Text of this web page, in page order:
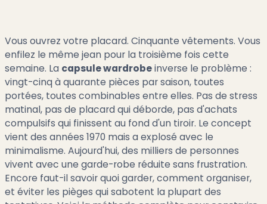
Vous ouvrez votre placard. Cinquante vêtements. Vous
enfilez le même jean pour la troisième fois cette
semaine. La capsule wardrobeinverse le problème :
vingt-cinq à quarante pièces par saison, toutes
portées, toutes combinables entre elles. Pas de stress
matinal, pas de placard qui déborde, pas d'achats
compulsifs qui finissent au fond d'un tiroir. Le concept
vient des années 1970 mais a explosé avec le
minimalisme. Aujourd'hui, des milliers de personnes
vivent avec une garde-robe réduite sans frustration.
Encore faut-il savoir quoi garder, comment organiser,
et éviter les pièges qui sabotent la plupart des